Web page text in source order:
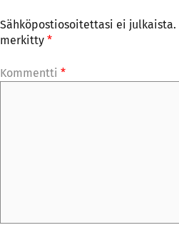
Sähköpostiosoitettasi ei julkaista.
merkitty *
Kommentti *